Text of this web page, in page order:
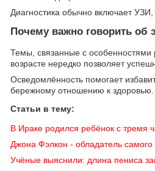
Диагностика обычно включает
Почему важно говорить об
Темы, связанные с особенностями
возрасте нередко позволяет
Осведомлённость помогает
бережному отношению к здоровью.
Статьи в тему:
В Ираке родился ребёнок с тремя
Джона Фэлкон - обладатель
Учёные выяснили: длина пениса